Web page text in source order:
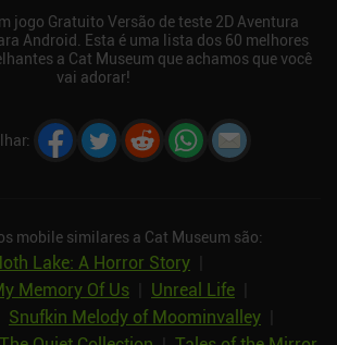
jogo Gratuito Versão de teste 2D Aventura
Android. Esta é uma lista dos 60 melhores
a Cat Museum que achamos que você
vai adorar!
:
mobile similares a Cat Museum são:
Lake: A Horror Story
Memory Of Us Unreal Life
Snufkin Melody of Moominvalley